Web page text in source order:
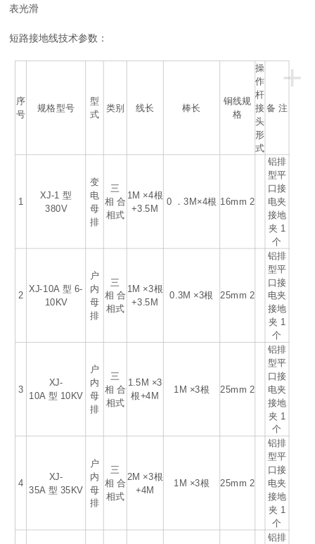
表光滑
短路接地线技术参数：
+
序
号
规格型号
型
式
类别 线长 棒长
铜线规
格
操
作
杆
接
头
形
式
备 注
1
XJ-1 型
380V
变
电
母
排
三
相 合
相式
1M ×4根
+3.5M
0 ．3M×4根 16mm 2
铝排
型平
口接
电夹
接地
夹 1
个
2
XJ-10A 型 6-
10KV
户
内
母
排
三
相 合
相式
1M ×3根
+3.5M
0.3M ×3根 25mm 2
铝排
型平
口接
电夹
接地
夹 1
个
3
XJ-
10A 型 10KV
户
内
母
排
三
相 合
相式
1.5M ×3
根+4M
1M ×3根 25mm 2
铝排
型平
口接
电夹
接地
夹 1
个
4
XJ-
35A 型 35KV
户
内
母
排
三
相 合
相式
2M ×3根
+4M
1M ×3根 25mm 2
铝排
型平
口接
电夹
接地
夹 1
个
铝排